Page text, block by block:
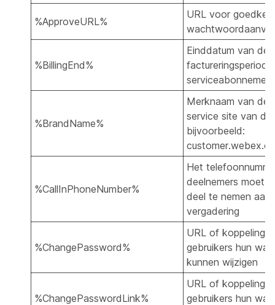
%ApproveURL%
URL voor
%BillingEnd%
Einddatum van de
serviceabonnement
%BrandName%
Merknaam van de
service site van de
bijvoorbeeld:
%CallInPhoneNumber%
Het
deelnemers moet
deel te nemen aan
vergadering
%ChangePassword%
URL of koppeling
gebruikers hun
kunnen wijzigen
%ChangePasswordLink%
URL of koppeling
gebruikers hun